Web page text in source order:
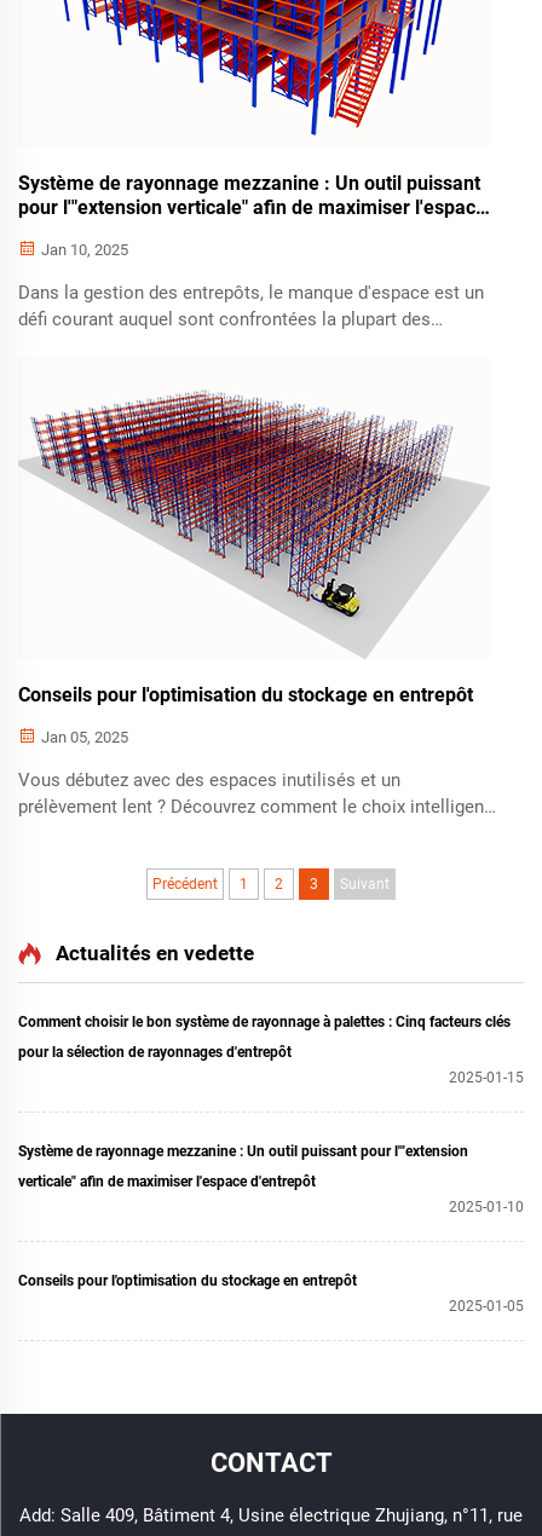
Système de rayonnage mezzanine : Un outil puissant
pour l'"extension verticale" afin de maximiser l'espace
Jan 10, 2025
Dans la gestion des entrepôts, le manque d'espace est un
défi courant auquel sont confrontées la plupart des
soit en raison de la capacité de stockage insuffisante et
des coûts élevés liés aux opérations provoqués par...
Conseils pour l'optimisation du stockage en entrepôt
Jan 05, 2025
Vous débutez avec des espaces inutilisés et un
prélèvement lent ? Découvrez comment le choix intelligent
les coûts et augmentent la rapidité. Obtenez dès
Précédent 1 2 3 Suivant
Actualités en vedette
Comment choisir le bon système de rayonnage à palettes : Cinq facteurs clés
pour la sélection de rayonnages d'entrepôt
2025-01-15
Système de rayonnage mezzanine : Un outil puissant pour l'"extension
verticale" afin de maximiser l'espace d'entrepôt
2025-01-10
Conseils pour l'optimisation du stockage en entrepôt
2025-01-05
CONTACT
Add: Salle 409, Bâtiment 4, Usine électrique Zhujiang, n°11, rue